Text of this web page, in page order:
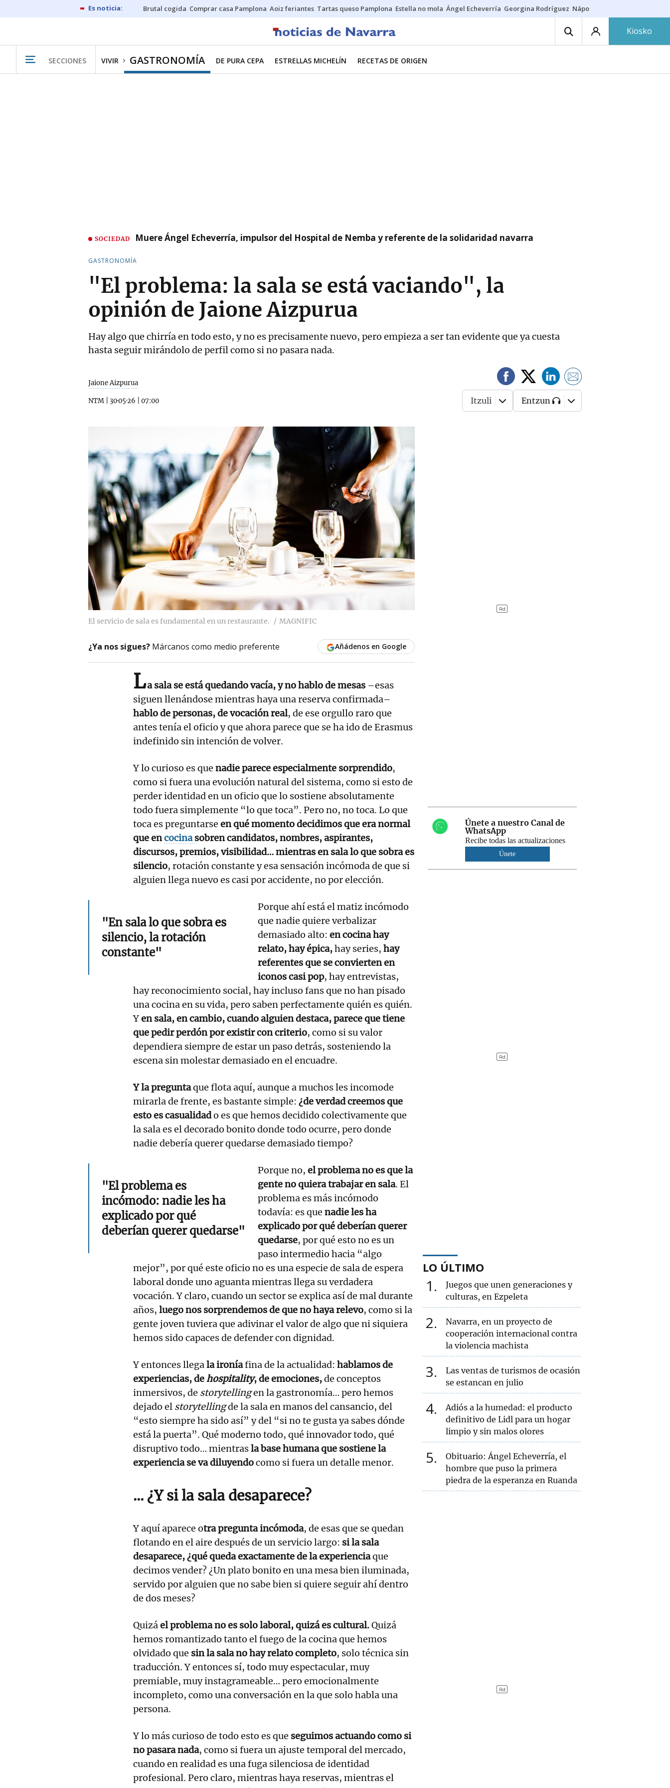
Brutal cogida Comprar casa Pamplona Aoiz feriantes Tartas queso Pamplona Estella no mola Ángel Echeverría Georgina Rodríguez Nápoles - Osasuna
Kiosko
SECCIONES VIVIR GASTRONOMÍA DE PURA CEPA ESTRELLAS MICHELÍN RECETAS DE ORIGEN
SOCIEDAD Muere Ángel Echeverría, impulsor del Hospital de Nemba y referente de la solidaridad navarra
GASTRONOMÍA
"El problema: la sala se está vaciando", la
opinión de Jaione Aizpurua
Hay algo que chirría en todo esto, y no es precisamente nuevo, pero empieza a ser tan evidente que ya cuesta
hasta seguir mirándolo de perfil como si no pasara nada.
Jaione Aizpurua
NTM 30·05·26 07:00 Itzuli Entzun
El servicio de sala es fundamental en un restaurante. MAGNIFIC
¿Ya nos sigues? Márcanos como medio preferente Añádenos en Google
La sala se está quedando vacía, y no hablo de mesas –esas
siguen llenándose mientras haya una reserva confirmada–
hablo de personas, de vocación real, de ese orgullo raro que
antes tenía el oficio y que ahora parece que se ha ido de Erasmus
indefinido sin intención de volver.
Y lo curioso es que nadie parece especialmente sorprendido,
como si fuera una evolución natural del sistema, como si esto de
perder identidad en un oficio que lo sostiene absolutamente
todo fuera simplemente “lo que toca”. Pero no, no toca. Lo que
toca es preguntarse en qué momento decidimos que era normal
que encocinasobren candidatos, nombres, aspirantes,
discursos, premios, visibilidad… mientras en sala lo que sobra es
silencio, rotación constante y esa sensación incómoda de que si
alguien llega nuevo es casi por accidente, no por elección.
"En sala lo que sobra es
silencio, la rotación
constante"
Porque ahí está el matiz incómodo
que nadie quiere verbalizar
demasiado alto:en cocina hay
relato, hay épica,hay series,hay
referentes que se convierten en
iconos casi pop, hay entrevistas,
hay reconocimiento social, hay incluso fans que no han pisado
una cocina en su vida, pero saben perfectamente quién es quién.
Yen sala, en cambio, cuando alguien destaca, parece que tiene
que pedir perdón por existir con criterio, como si su valor
dependiera siempre de estar un paso detrás, sosteniendo la
escena sin molestar demasiado en el encuadre.
Y la preguntaque flota aquí, aunque a muchos les incomode
mirarla de frente, es bastante simple: ¿de verdad creemos que
esto es casualidado es que hemos decidido colectivamente que
la sala es el decorado bonito donde todo ocurre, pero donde
nadie debería querer quedarse demasiado tiempo?
"El problema es
incómodo: nadie les ha
explicado por qué
deberían querer quedarse"
Porque no,el problema no es que la
gente no quiera trabajar en sala. El
problema es más incómodo
todavía: es quenadie les ha
explicado por qué deberían querer
quedarse, por qué esto no es un
paso intermedio hacia “algo
mejor”, por qué este oficio no es una especie de sala de espera
laboral donde uno aguanta mientras llega su verdadera
vocación. Y claro, cuando un sector se explica así de mal durante
años, luego nos sorprendemos de que no haya relevo, como si la
gente joven tuviera que adivinar el valor de algo que ni siquiera
hemos sido capaces de defender con dignidad.
Y entonces llegala ironíafina de la actualidad: hablamos de
experiencias, dehospitality, de emociones,de conceptos
inmersivos, de storytellingen la gastronomía… pero hemos
dejado el storytellingde la sala en manos del cansancio, del
“esto siempre ha sido así” y del “si no te gusta ya sabes dónde
está la puerta”. Qué moderno todo, qué innovador todo, qué
disruptivo todo… mientrasla base humana que sostiene la
experiencia se va diluyendocomo si fuera un detalle menor.
... ¿Y si la sala desaparece?
Y aquí aparece otra pregunta incómoda, de esas que se quedan
flotando en el aire después de un servicio largo: si la sala
desaparece, ¿qué queda exactamente de la experienciaque
decimos vender? ¿Un plato bonito en una mesa bien iluminada,
servido por alguien que no sabe bien si quiere seguir ahí dentro
de dos meses?
Quizáel problema no es solo laboral, quizá es cultural.Quizá
hemos romantizado tanto el fuego de la cocina que hemos
olvidado que sin la sala no hay relato completo, solo técnica sin
traducción. Y entonces sí, todo muy espectacular, muy
premiable, muy instagrameable… pero emocionalmente
incompleto, como una conversación en la que solo habla una
persona.
Y lo más curioso de todo esto es que seguimos actuando como si
no pasara nada, como si fuera un ajuste temporal del mercado,
cuando en realidad es una fuga silenciosa de identidad
profesional. Pero claro, mientras haya reservas, mientras el
Únete a nuestro Canal de
WhatsApp
Recibe todas las actualizaciones
Únete
LO ÚLTIMO
1
Juegos que unen generaciones y
culturas, en Ezpeleta
2
Navarra, en un proyecto de
cooperación internacional contra
la violencia machista
3
Las ventas de turismos de ocasión
se estancan en julio
4
Adiós a la humedad: el producto
definitivo de Lidl para un hogar
limpio y sin malos olores
5
Obituario: Ángel Echeverría, el
hombre que puso la primera
piedra de la esperanza en Ruanda